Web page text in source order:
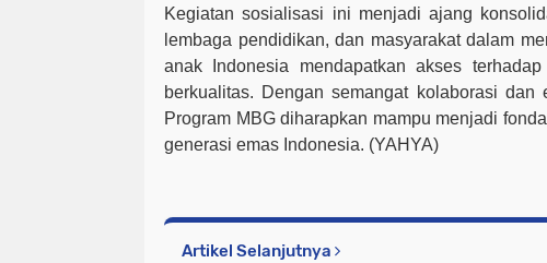
Kegiatan sosialisasi ini menjadi ajang
lembaga pendidikan, dan masyarakat dalam
anak Indonesia mendapatkan akses
berkualitas. Dengan semangat kolaborasi dan
Program MBG diharapkan mampu menjadi
generasi emas Indonesia. (YAHYA)
Artikel Selanjutnya